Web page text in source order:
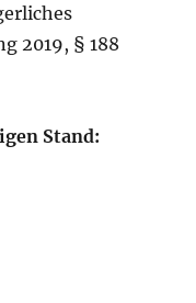
2019, § 188
Stand: